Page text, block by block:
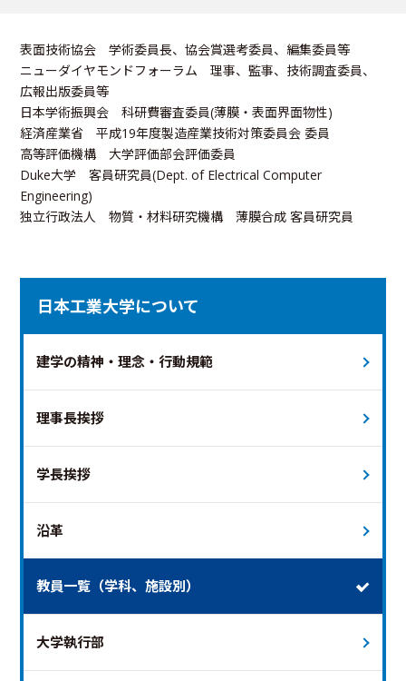
表面技術協会 学術委員長、協会賞選考委員、編集委員等
ニューダイヤモンドフォーラム 理事、監事、技術調査委員、
広報出版委員等
日本学術振興会 科研費審査委員(薄膜・表面界面物性)
経済産業省 平成19年度製造産業技術対策委員会 委員
高等評価機構 大学評価部会評価委員
Duke大学 客員研究員(Dept. of Electrical Computer
Engineering)
独立行政法人 物質・材料研究機構 薄膜合成 客員研究員
日本工業大学について
建学の精神・理念・行動規範
理事長挨拶
学長挨拶
沿革
教員一覧（学科、施設別）
大学執行部